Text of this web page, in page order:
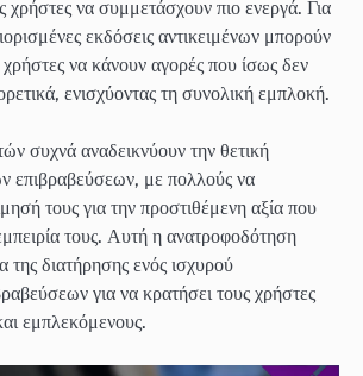
χρήστες να συμμετάσχουν πιο ενεργά. Για
εκδόσεις αντικειμένων μπορούν
να κάνουν αγορές που ίσως δεν
ενισχύοντας τη συνολική εμπλοκή.
συχνά αναδεικνύουν την θετική
επιβραβεύσεων, με πολλούς να
τους για την προστιθέμενη αξία που
τους. Αυτή η ανατροφοδότηση
της διατήρησης ενός ισχυρού
για να κρατήσει τους χρήστες
εμπλεκόμενους.